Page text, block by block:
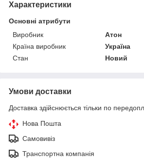
Характеристики
Основні атрибути
Виробник
Атон
Країна виробник
Україна
Стан
Новий
Умови доставки
Доставка здійснюється тільки по
Нова Пошта
Самовивіз
Транспортна компанія